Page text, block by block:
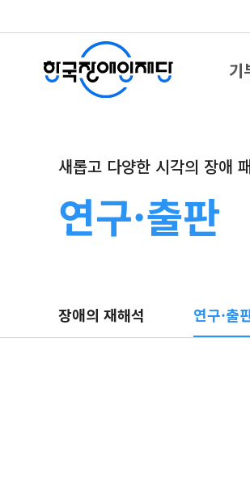
기
새롭고 다양한 시각의 장애
연구·출판
장애의 재해석 연구·출